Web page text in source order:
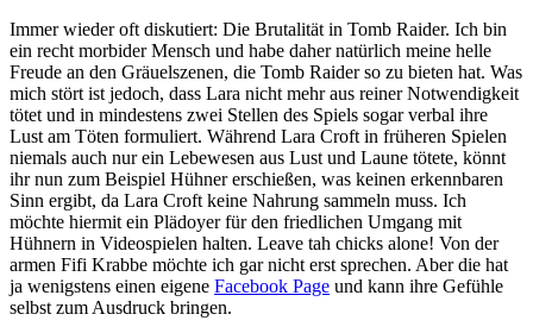
Immer wieder oft diskutiert: Die Brutalität in Tomb Raider. Ich bin
ein recht morbider Mensch und habe daher natürlich meine helle
Freude an den Gräuelszenen, die Tomb Raider so zu bieten hat. Was
mich stört ist jedoch, dass Lara nicht mehr aus reiner Notwendigkeit
tötet und in mindestens zwei Stellen des Spiels sogar verbal ihre
Lust am Töten formuliert. Während Lara Croft in früheren Spielen
niemals auch nur ein Lebewesen aus Lust und Laune tötete, könnt
ihr nun zum Beispiel Hühner erschießen, was keinen erkennbaren
Sinn ergibt, da Lara Croft keine Nahrung sammeln muss. Ich
möchte hiermit ein Plädoyer für den friedlichen Umgang mit
Hühnern in Videospielen halten. Leave tah chicks alone! Von der
armen Fifi Krabbe möchte ich gar nicht erst sprechen. Aber die hat
ja wenigstens einen eigene Facebook Page und kann ihre Gefühle
selbst zum Ausdruck bringen.